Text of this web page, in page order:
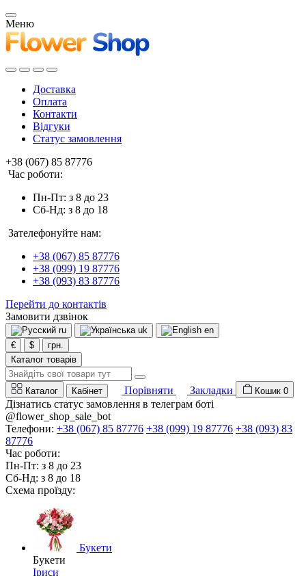
Меню
Доставка
Оплата
Контакти
Відгуки
Статус замовлення
+38 (067) 85 87776
Час роботи:
Пн-Пт: з 8 до 23
Сб-Нд: з 8 до 18
Зателефонуйте нам:
+38 (067) 85 87776
+38 (099) 19 87776
+38 (093) 83 87776
Перейти до контактів
Замовити дзвінок
ru uk
en
€
$
грн.
Каталог товарів
Каталог Кабінет Порівняти Закладки Кошик 0
Дізнатись статус замовлення в телеграм боті
@flower_shop_sale_bot
Телефони: +38 (067) 85 87776 +38 (099) 19 87776 +38 (093) 83
87776
Час роботи:
Пн-Пт: з 8 до 23
Сб-Нд: з 8 до 18
Схема проїзду:
Букети
Букети
Іриси